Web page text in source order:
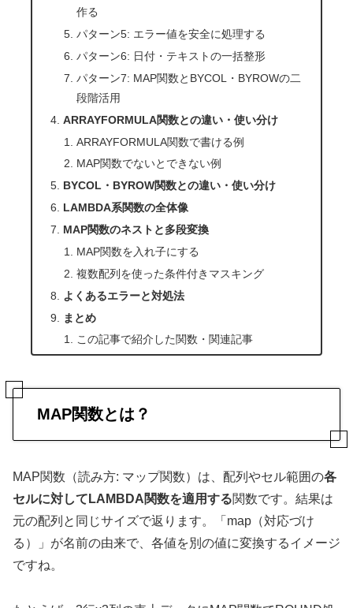
作る
パターン5: エラー値を安全に処理する
パターン6: 日付・テキストの一括整形
パターン7: MAP関数とBYCOL・BYROWの二
段階活用
ARRAYFORMULA関数との違い・使い分け
ARRAYFORMULA関数で書ける例
MAP関数でないとできない例
BYCOL・BYROW関数との違い・使い分け
LAMBDA系関数の全体像
MAP関数のネストと多段変換
MAP関数を入れ子にする
複数配列を使った条件付きマスキング
よくあるエラーと対処法
まとめ
この記事で紹介した関数・関連記事
MAP関数とは？
MAP関数（読み方: マップ関数）は、配列やセル範囲の各
セルに対してLAMBDA関数を適用する関数です。結果は
元の配列と同じサイズで返ります。「map（対応づけ
る）」が名前の由来で、各値を別の値に変換するイメージ
ですね。